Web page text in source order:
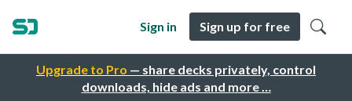
Upgrade to Pro — share decks privately, control
downloads, hide ads and more …
Sign in Sign up for free